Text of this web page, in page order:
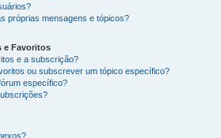
próprias mensagens e tópicos?
e Favoritos
e a subscrição?
ou subscrever um tópico específico?
específico?